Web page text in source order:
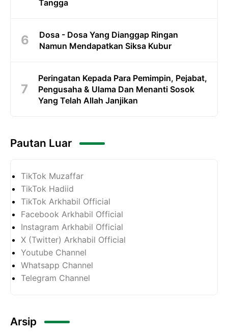
Tangga
Dosa - Dosa Yang Dianggap Ringan
Namun Mendapatkan Siksa Kubur
Peringatan Kepada Para Pemimpin, Pejabat,
Pengusaha & Ulama Dan Menanti Sosok
Yang Telah Allah Janjikan
Pautan Luar
TikTok Muzaffar
TikTok Hadiid
TikTok Arkhabil Official
Facebook Arkhabil Official
Instagram Arkhabil Official
X (Twitter) Arkhabil Official
Youtube Channel
Whatsapp Channel
Telegram Channel
Arsip